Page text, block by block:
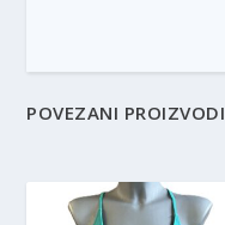
POVEZANI PROIZVODI